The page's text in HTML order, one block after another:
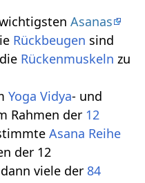
Asanas
Rückbeugen sind
Rückenmuskeln zu
Yoga Vidya- und
Rahmen der 12
Asana Reihe
der 12
viele der 84